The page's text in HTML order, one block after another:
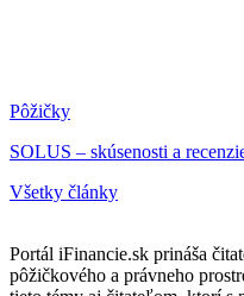
Pôžičky
SOLUS – skúsenosti a
Všetky články
Portál iFinancie.sk prináša
pôžičkového a právneho